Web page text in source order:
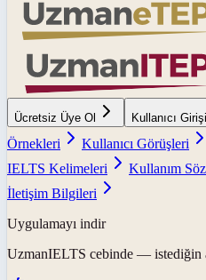
Ücretsiz Üye Ol Kullanıcı Girişi
Örnekleri
Kullanıcı Görüşleri
IELTS Kelimeleri
Kullanım
İletişim Bilgileri
Uygulamayı indir
UzmanIELTS cebinde — istediğin